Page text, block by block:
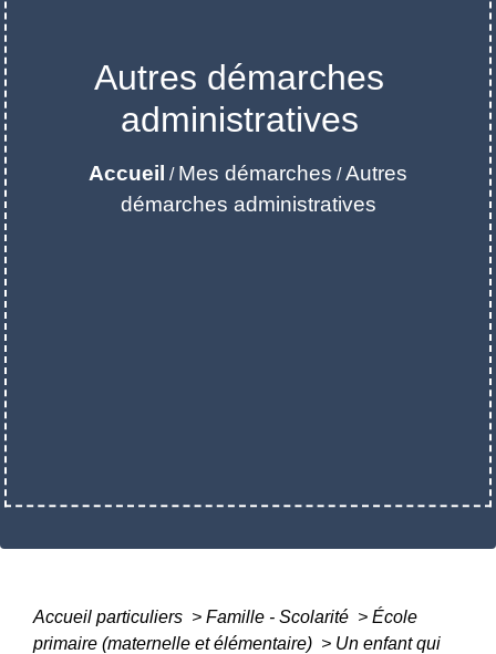
Autres démarches
administratives
Accueil / Mes démarches /Autres
démarches administratives
Accueil particuliers > Famille - Scolarité > École
primaire (maternelle et élémentaire) > Un enfant qui